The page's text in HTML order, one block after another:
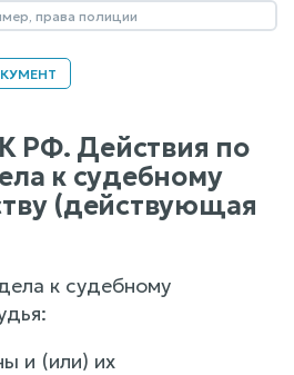
РФ. Действия по
к судебному
(действующая
к судебному
и (или) их